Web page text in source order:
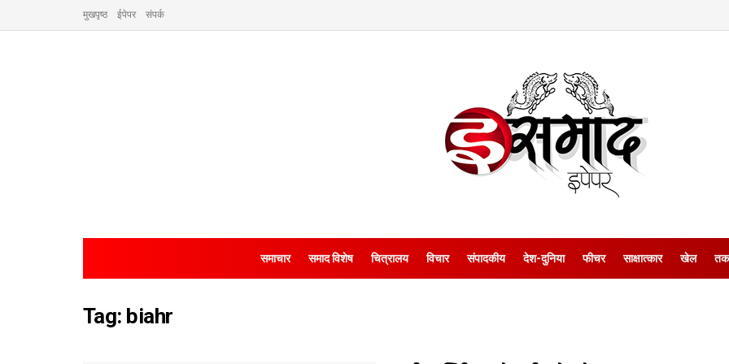
मुखपृष्ठ ईपेपर संपर्क
समाचार समाद विशेष चित्रालय विचार संपादकीय देश-दुनिया फीचर साक्षात्‍कार खेल
Tag: biahr